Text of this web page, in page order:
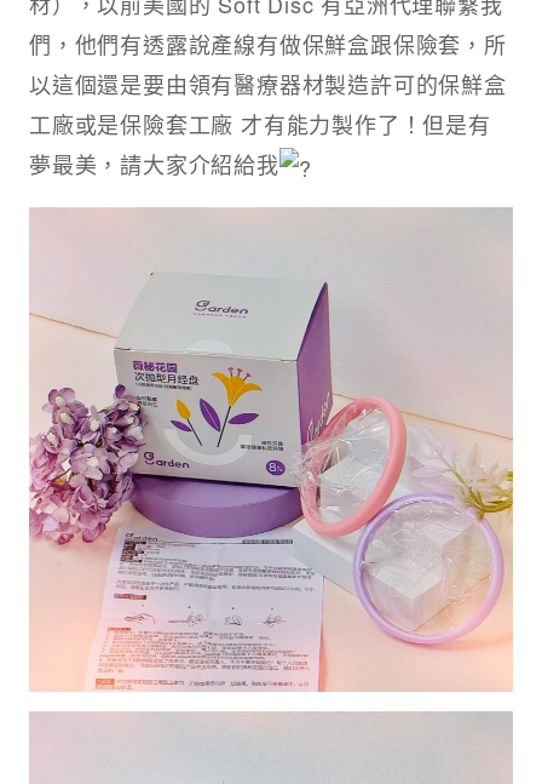
們，他們有透露說產線有做保鮮盒跟保險套，所
以這個還是要由領有醫療器材製造許可的保鮮盒
工廠或是保險套工廠 才有能力製作了！但是有
夢最美，請大家介紹給我